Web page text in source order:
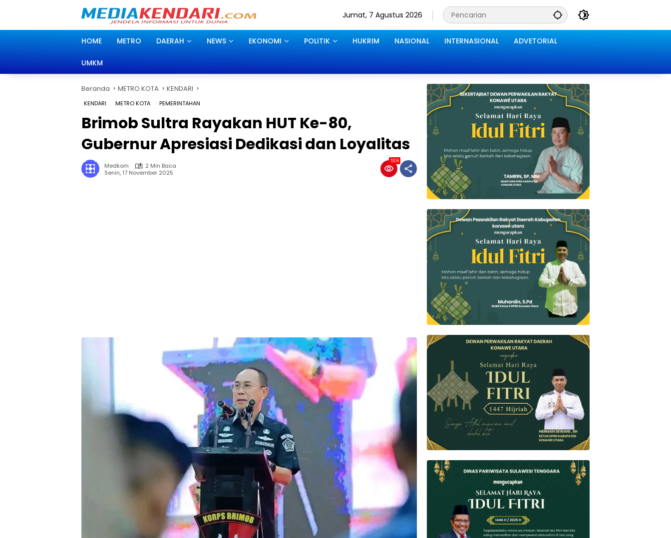
Jumat, 7 Agustus 2026
HOME METRO DAERAH NEWS EKONOMI POLITIK HUKRIM NASIONAL INTERNASIONAL ADVETORIAL
UMKM
Beranda METRO KOTA KENDARI
KENDARI METRO KOTA PEMERINTAHAN
Brimob Sultra Rayakan HUT Ke-80,
Gubernur Apresiasi Dedikasi dan Loyalitas
Medkom
2 Min Baca
Senin, 17 November 2025
526